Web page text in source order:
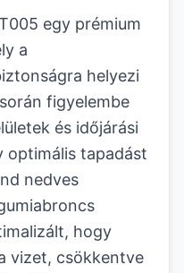
egy prémium
a
helyezi
figyelembe
és időjárási
optimális tapadást
nedves
hogy
vizet, csökkentve